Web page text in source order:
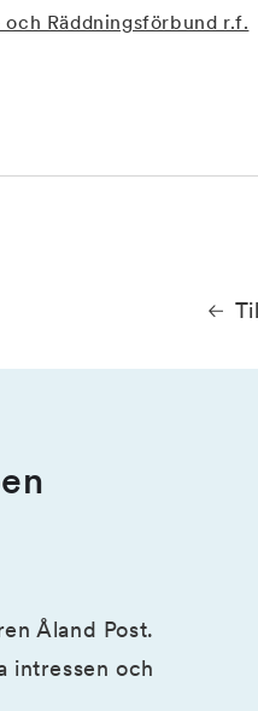
och Räddningsförbund r.f.
Åland Post.
intressen och